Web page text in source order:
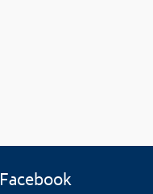
Facebook